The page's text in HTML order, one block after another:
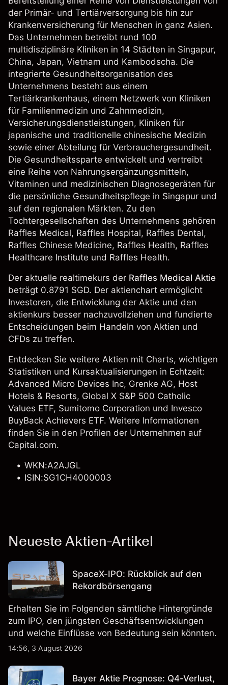
der Primär- und Tertiärversorgung bis hin zur
Krankenversicherung für Menschen in ganz Asien.
Das Unternehmen betreibt rund 100
multidisziplinäre Kliniken in 14 Städten in Singapur,
China, Japan, Vietnam und Kambodscha. Die
integrierte Gesundheitsorganisation des
Unternehmens besteht aus einem
Tertiärkrankenhaus, einem Netzwerk von Kliniken
für Familienmedizin und Zahnmedizin,
Versicherungsdienstleistungen, Kliniken für
japanische und traditionelle chinesische Medizin
sowie einer Abteilung für Verbrauchergesundheit.
Die Gesundheitssparte entwickelt und vertreibt
eine Reihe von Nahrungsergänzungsmitteln,
Vitaminen und medizinischen Diagnosegeräten für
die persönliche Gesundheitspflege in Singapur und
auf den regionalen Märkten. Zu den
Tochtergesellschaften des Unternehmens gehören
Raffles Medical, Raffles Hospital, Raffles Dental,
Raffles Chinese Medicine, Raffles Health, Raffles
Healthcare Institute und Raffles Health.
Der aktuelle realtimekurs der Raffles Medical Aktie
beträgt 0.8791 SGD. Der aktienchart ermöglicht
Investoren, die Entwicklung der Aktie und den
aktienkurs besser nachzuvollziehen und fundierte
Entscheidungen beim Handeln von Aktien und
CFDs zu treffen.
Entdecken Sie weitere Aktien mit Charts, wichtigen
Statistiken und Kursaktualisierungen in Echtzeit:
Advanced Micro Devices Inc, Grenke AG, Host
Hotels & Resorts, Global X S&P 500 Catholic
Values ETF, Sumitomo Corporation und Invesco
BuyBack Achievers ETF. Weitere Informationen
finden Sie in den Profilen der Unternehmen auf
Capital.com.
WKN:A2AJGL
ISIN:SG1CH4000003
Neueste Aktien-Artikel
SpaceX-IPO: Rückblick auf den
Rekordbörsengang
Erhalten Sie im Folgenden sämtliche Hintergründe
zum IPO, den jüngsten Geschäftsentwicklungen
und welche Einflüsse von Bedeutung sein könnten.
14:56, 3 August 2026
Bayer Aktie Prognose: Q4-Verlust,